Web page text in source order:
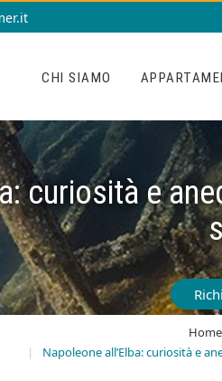
CHI SIAMO
curiosità e
Home
Napoleone all’Elba: curiosità e